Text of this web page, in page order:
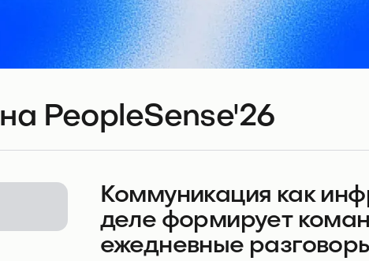
на PeopleSense'26
Коммуникация как
деле формирует
ежедневные